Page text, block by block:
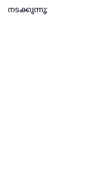
നടക്കുന്നു;